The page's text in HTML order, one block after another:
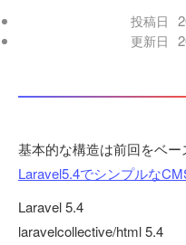
投稿日
更新日
基本的な構造は前回をベー
Laravel5.4でシンプルな
Laravel 5.4
laravelcollective/html 5.4